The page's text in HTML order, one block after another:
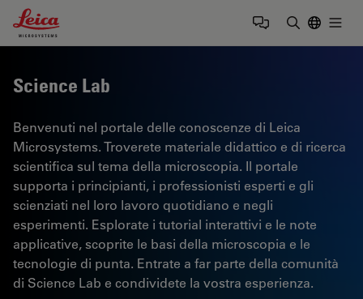
Leica Microsystems Logo
Science Lab
Benvenuti nel portale delle conoscenze di Leica
Microsystems. Troverete materiale didattico e di ricerca
scientifica sul tema della microscopia. Il portale
supporta i principianti, i professionisti esperti e gli
scienziati nel loro lavoro quotidiano e negli
esperimenti. Esplorate i tutorial interattivi e le note
applicative, scoprite le basi della microscopia e le
tecnologie di punta. Entrate a far parte della comunità
di Science Lab e condividete la vostra esperienza.